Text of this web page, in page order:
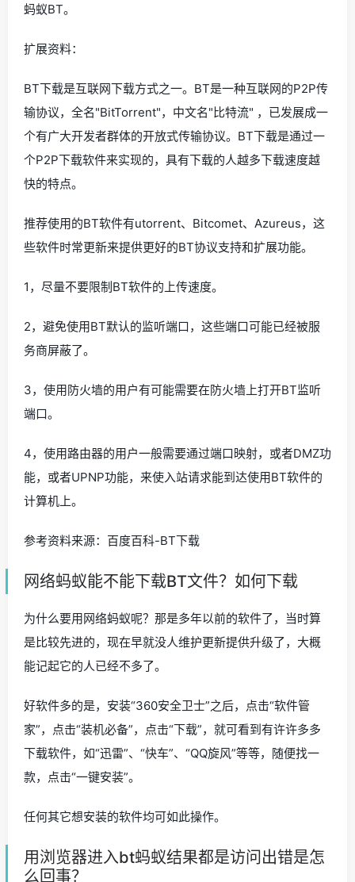
蚂蚁BT。
扩展资料：
BT下载是互联网下载方式之一。BT是一种互联网的P2P传
输协议，全名"BitTorrent"，中文名"比特流" ，已发展成一
个有广大开发者群体的开放式传输协议。BT下载是通过一
个P2P下载软件来实现的，具有下载的人越多下载速度越
快的特点。
推荐使用的BT软件有utorrent、Bitcomet、Azureus，这
些软件时常更新来提供更好的BT协议支持和扩展功能。
1，尽量不要限制BT软件的上传速度。
2，避免使用BT默认的监听端口，这些端口可能已经被服
务商屏蔽了。
3，使用防火墙的用户有可能需要在防火墙上打开BT监听
端口。
4，使用路由器的用户一般需要通过端口映射，或者DMZ功
能，或者UPNP功能，来使入站请求能到达使用BT软件的
计算机上。
参考资料来源：百度百科-BT下载
网络蚂蚁能不能下载BT文件？如何下载
为什么要用网络蚂蚁呢？那是多年以前的软件了，当时算
是比较先进的，现在早就没人维护更新提供升级了，大概
能记起它的人已经不多了。
好软件多的是，安装“360安全卫士”之后，点击“软件管
家”，点击“装机必备”，点击“下载”，就可看到有许许多多
下载软件，如“迅雷”、“快车”、“QQ旋风”等等，随便找一
款，点击“一键安装”。
任何其它想安装的软件均可如此操作。
用浏览器进入bt蚂蚁结果都是访问出错是怎
么回事？